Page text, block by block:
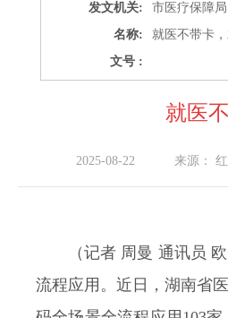
发文机关:
市医疗保障局
名称:
就医不带卡
文号 :
就医
2025-08-22 来源：
（记者 周曼 通讯员
流程应用。近日，湖南省